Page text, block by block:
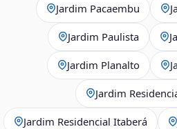
Jardim Pacaembu
Jardim Paulista
Jardim Planalto
Jardim
Jardim Residencial Itaberá